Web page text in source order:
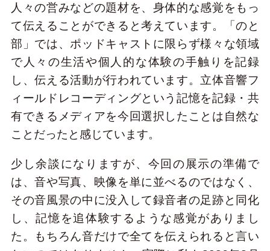
人々の営みなどの題材を、身体的な感覚をもっ
て伝えることができると考えています。「のと
部」では、ポッドキャストに限らず様々な領域
で人々の生活や個人的な体験の手触りを記録
し、伝える活動が行われています。立体音響フ
ィールドレコーディングという記憶を記録・共
有できるメディアを今回選択したことは自然な
ことだったと感じています。
少し余談になりますが、今回の展示の準備で
は、音や写真、映像を単に並べるのではなく、
その音風景の中に没入して録音者の足跡と同化
し、記憶を追体験するような感覚がありまし
た。もちろん音だけで全てを伝えられると言い